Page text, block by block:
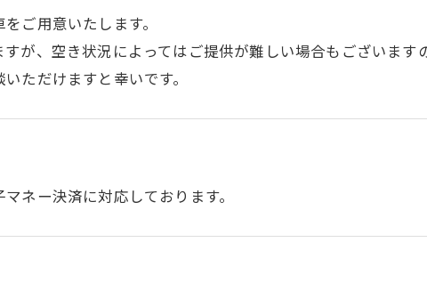
ご用意いたします。
が、空き状況によってはご提供が難しい場合もございます
ただけますと幸いです。
ネー決済に対応しております。